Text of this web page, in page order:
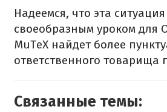
Надеемся, что эта
своеобразным уроком для
MuTeX найдет более
ответственного товарища
Связанные темы: